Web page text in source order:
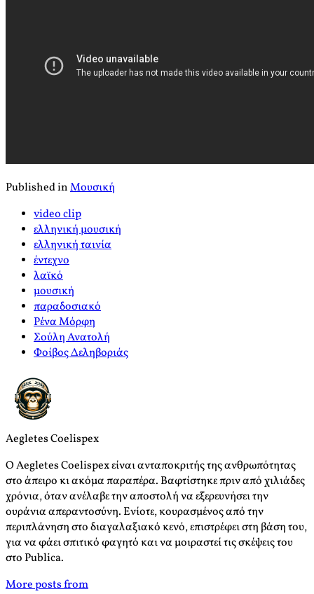
Published inΜουσική
video clip
ελληνική μουσική
ελληνική ταινία
έντεχνο
λαϊκό
μουσική
παραδοσιακό
Ρένα Μόρφη
Σούλη Ανατολή
Φοίβος Δεληβοριάς
Aegletes Coelispex
Ο Aegletes Coelispex είναι ανταποκριτής της ανθρωπότητας
στο άπειρο κι ακόμα παραπέρα. Βαφτίστηκε πριν από χιλιάδες
χρόνια, όταν ανέλαβε την αποστολή να εξερευνήσει την
ουράνια απεραντοσύνη. Ενίοτε, κουρασμένος από την
περιπλάνηση στο διαγαλαξιακό κενό, επιστρέφει στη βάση του,
για να φάει σπιτικό φαγητό και να μοιραστεί τις σκέψεις του
στο Publica.
More posts from